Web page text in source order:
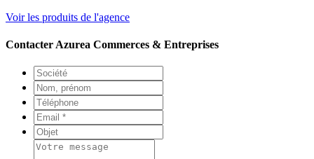
Voir les produits de l'agence
Contacter Azurea Commerces & Entreprises